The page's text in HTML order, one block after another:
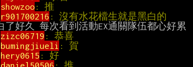
showzoo:
r901700216 : 沒有水花檔
zizc06719 :
bumingjiueli :
hery0615 :